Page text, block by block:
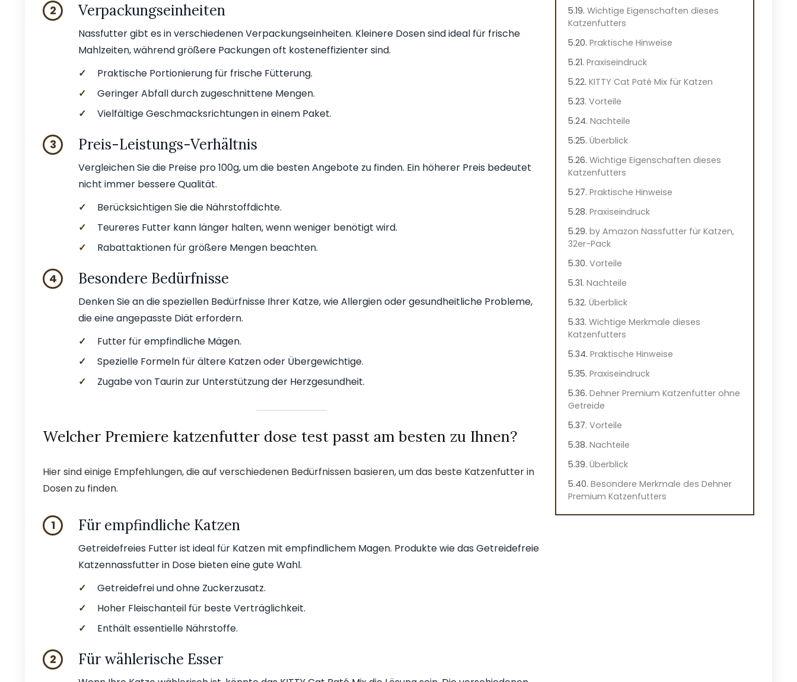
2 Verpackungseinheiten
Nassfutter gibt es in verschiedenen Verpackungseinheiten. Kleinere Dosen sind ideal für frische
Mahlzeiten, während größere Packungen oft kosteneffizienter sind.
✓
Praktische Portionierung für frische Fütterung.
✓
Geringer Abfall durch zugeschnittene Mengen.
✓
Vielfältige Geschmacksrichtungen in einem Paket.
3 Preis-Leistungs-Verhältnis
Vergleichen Sie die Preise pro 100g, um die besten Angebote zu finden. Ein höherer Preis bedeutet
nicht immer bessere Qualität.
✓
Berücksichtigen Sie die Nährstoffdichte.
✓
Teureres Futter kann länger halten, wenn weniger benötigt wird.
✓
Rabattaktionen für größere Mengen beachten.
4 Besondere Bedürfnisse
Denken Sie an die speziellen Bedürfnisse Ihrer Katze, wie Allergien oder gesundheitliche Probleme,
die eine angepasste Diät erfordern.
✓
Futter für empfindliche Mägen.
✓
Spezielle Formeln für ältere Katzen oder Übergewichtige.
✓
Zugabe von Taurin zur Unterstützung der Herzgesundheit.
Welcher Premiere katzenfutter dose test passt am besten zu Ihnen?
Hier sind einige Empfehlungen, die auf verschiedenen Bedürfnissen basieren, um das beste Katzenfutter in
Dosen zu finden.
1 Für empfindliche Katzen
Getreidefreies Futter ist ideal für Katzen mit empfindlichem Magen. Produkte wie das Getreidefreie
Katzennassfutter in Dose bieten eine gute Wahl.
✓
Getreidefrei und ohne Zuckerzusatz.
✓
Hoher Fleischanteil für beste Verträglichkeit.
✓
Enthält essentielle Nährstoffe.
2 Für wählerische Esser
Wichtige Eigenschaften dieses
Katzenfutters
Praktische Hinweise
Praxiseindruck
KITTY Cat Paté Mix für Katzen
Vorteile
Nachteile
Überblick
Wichtige Eigenschaften dieses
Katzenfutters
Praktische Hinweise
Praxiseindruck
by Amazon Nassfutter für Katzen,
32er-Pack
Vorteile
Nachteile
Überblick
Wichtige Merkmale dieses
Katzenfutters
Praktische Hinweise
Praxiseindruck
Dehner Premium Katzenfutter ohne
Getreide
Vorteile
Nachteile
Überblick
Besondere Merkmale des Dehner
Premium Katzenfutters
Praktische Hinweise